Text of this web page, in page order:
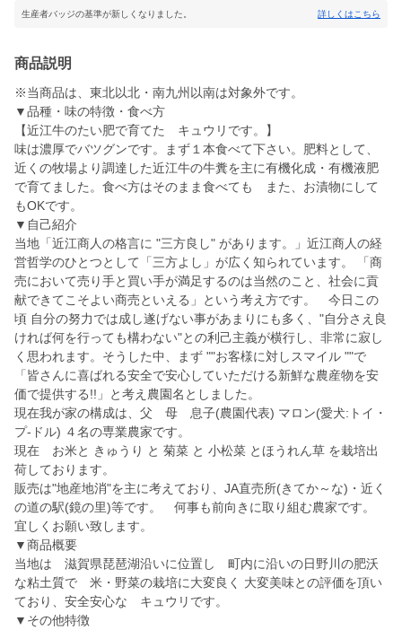
生産者バッジの基準が新しくなりました。 詳しくはこちら
商品説明
※当商品は、東北以北・南九州以南は対象外です。
▼品種・味の特徴・食べ方
【近江牛のたい肥で育てた キュウリです。】
味は濃厚でバツグンです。まず１本食べて下さい。肥料として、
近くの牧場より調達した近江牛の牛糞を主に有機化成・有機液肥
で育てました。食べ方はそのまま食べても また、お漬物にして
もOKです。
▼自己紹介
当地「近江商人の格言に "三方良し" があります。」近江商人の経
営哲学のひとつとして「三方よし」が広く知られています。 「商
売において売り手と買い手が満足するのは当然のこと、社会に貢
献できてこそよい商売といえる」という考え方です。 今日この
頃 自分の努力では成し遂げない事があまりにも多く、"自分さえ良
ければ何を行っても構わない"との利己主義が横行し、非常に寂し
く思われます。そうした中、まず ""お客様に対しスマイル ""で
「皆さんに喜ばれる安全で安心していただける新鮮な農産物を安
価で提供する!!」と考え農園名としました。
現在我が家の構成は、父 母 息子(農園代表) マロン(愛犬:トイ・
プ-ドル) ４名の専業農家です。
現在 お米と きゅうり と 菊菜 と 小松菜 とほうれん草 を栽培出
荷しております。
販売は"地産地消"を主に考えており、JA直売所(きてか～な)・近く
の道の駅(鏡の里)等です。 何事も前向きに取り組む農家です。
宜しくお願い致します。
▼商品概要
当地は 滋賀県琵琶湖沿いに位置し 町内に沿いの日野川の肥沃
な粘土質で 米・野菜の栽培に大変良く 大変美味との評価を頂い
ており、安全安心な キュウリです。
▼その他特徴